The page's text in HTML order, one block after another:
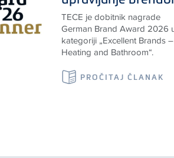
TECE
je dobitnik nagrade
German Brand Award 2026 u
kategoriji „Excellent Brands –
Heating and Bathroom“.